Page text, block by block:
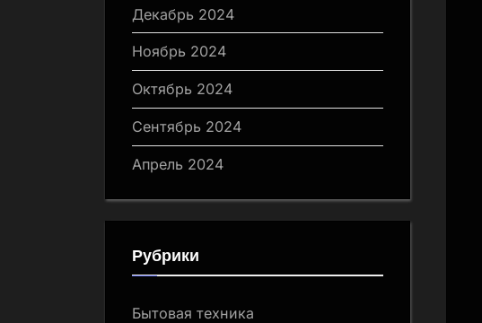
Декабрь 2024
Ноябрь 2024
Октябрь 2024
Сентябрь 2024
Апрель 2024
Рубрики
Бытовая техника